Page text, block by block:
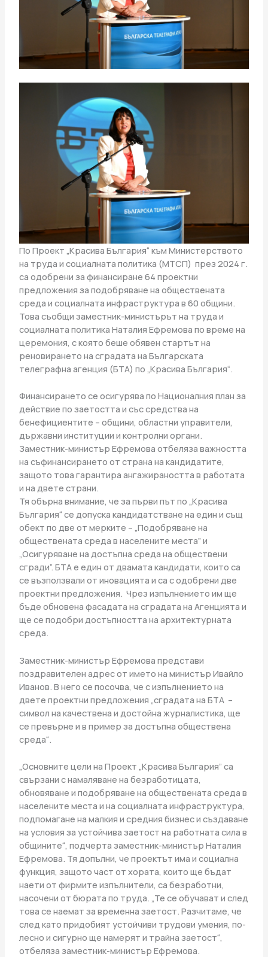
По Проект „Красива България“ към Министерството
на труда и социалната политика (МТСП) през 2024 г.
са одобрени за финансиране 64 проектни
предложения за подобряване на обществената
среда и социалната инфраструктура в 60 общини.
Това съобщи заместник-министърът на труда и
социалната политика Наталия Ефремова по време на
церемония, с която беше обявен стартът на
реновирането на сградата на Българската
телеграфна агенция (БТА) по „Красива България“.
Финансирането се осигурява по Националния план за
действие по заетостта и със средства на
бенефициентите – общини, областни управители,
държавни институции и контролни органи.
Заместник-министър Ефремова отбеляза важността
на съфинансирането от страна на кандидатите,
защото това гарантира ангажираността в работата
и на двете страни.
Тя обърна внимание, че за първи път по „Красива
България“ се допуска кандидатстване на един и същ
обект по две от мерките – „Подобряване на
обществената среда в населените места” и
„Осигуряване на достъпна среда на обществени
сгради”. БТА е един от двамата кандидати, които са
се възползвали от иновацията и са с одобрени две
проектни предложения. Чрез изпълнението им ще
бъде обновена фасадата на сградата на Агенцията и
ще се подобри достъпността на архитектурната
среда.
Заместник-министър Ефремова представи
поздравителен адрес от името на министър Ивайло
Иванов. В него се посочва, че с изпълнението на
двете проектни предложения „сградата на БТА –
символ на качествена и достойна журналистика, ще
се превърне и в пример за достъпна обществена
среда“.
„Основните цели на Проект „Красива България” са
свързани с намаляване на безработицата,
обновяване и подобряване на обществената среда в
населените места и на социалната инфраструктура,
подпомагане на малкия и средния бизнес и създаване
на условия за устойчива заетост на работната сила в
общините“, подчерта заместник-министър Наталия
Ефремова. Тя допълни, че проектът има и социална
функция, защото част от хората, които ще бъдат
наети от фирмите изпълнители, са безработни,
насочени от бюрата по труда. „Те се обучават и след
това се наемат за временна заетост. Разчитаме, че
след като придобият устойчиви трудови умения, по-
лесно и сигурно ще намерят и трайна заетост“,
отбеляза заместник-министър Ефремова.